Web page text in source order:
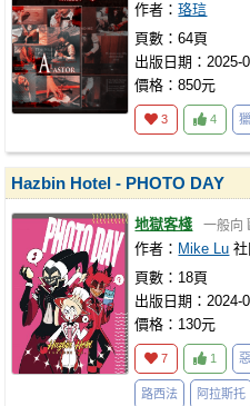
作者：珞琂
頁數：64頁
出版日期：2025-
價格：850元
3 4
Hazbin Hotel - PHOTO DAY
地獄客棧 一般向
作者： Mike Lu 社
頁數：18頁
出版日期：2024-
價格：130元
7 1
路西法 阿拉斯托